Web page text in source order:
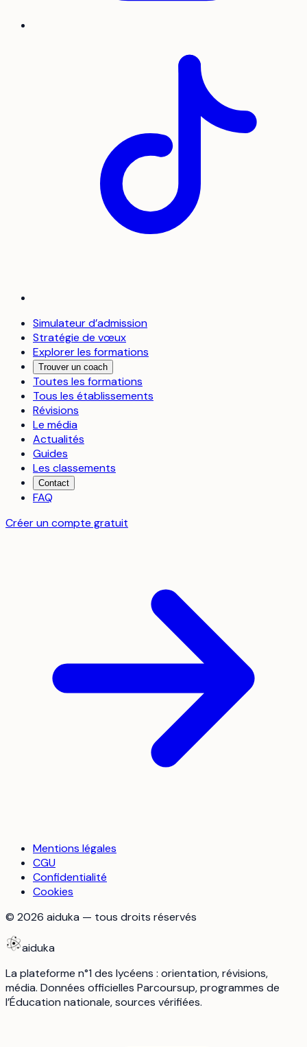
Simulateur d’admission
Stratégie de vœux
Explorer les formations
Trouver un coach
Toutes les formations
Tous les établissements
Révisions
Le média
Actualités
Guides
Les classements
Contact
FAQ
Créer un compte gratuit
Mentions légales
CGU
Confidentialité
Cookies
© 2026 aiduka — tous droits réservés
aiduka
La plateforme n°1 des lycéens : orientation, révisions,
média. Données officielles Parcoursup, programmes de
l’Éducation nationale, sources vérifiées.